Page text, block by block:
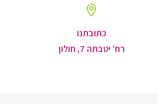
כתובתנו
רח' יטבתה 7, חולון